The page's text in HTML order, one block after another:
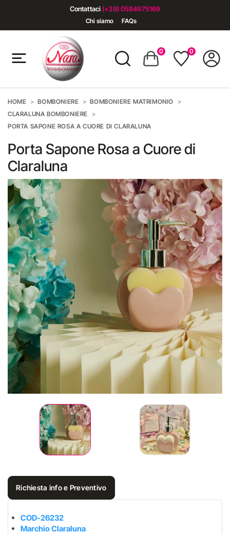
Contattaci (+39) 0584975169
Chi siamo FAQs
0 0
HOME BOMBONIERE
BOMBONIERE MATRIMONIO
CLARALUNA BOMBONIERE
PORTA SAPONE ROSA A CUORE DI CLARALUNA
Porta Sapone Rosa a Cuore di
Claraluna
Richiesta info e Preventivo
COD-26232
Marchio Claraluna